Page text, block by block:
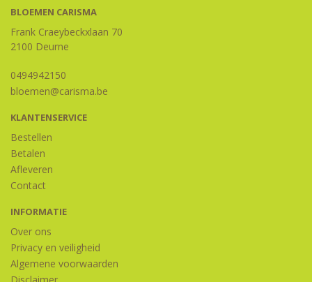
BLOEMEN CARISMA
Frank Craeybeckxlaan 70
2100 Deurne
0494942150
bloemen@carisma.be
KLANTENSERVICE
Bestellen
Betalen
Afleveren
Contact
INFORMATIE
Over ons
Privacy en veiligheid
Algemene voorwaarden